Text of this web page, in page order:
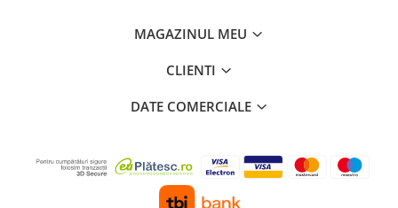
MAGAZINUL MEU
CLIENTI
DATE COMERCIALE